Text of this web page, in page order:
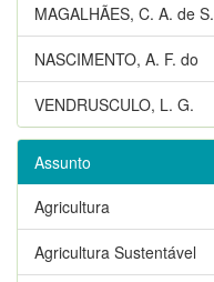
MAGALHÃES, C. A. de S.
NASCIMENTO, A. F. do
VENDRUSCULO, L. G.
Assunto
Agricultura
Agricultura Sustentável